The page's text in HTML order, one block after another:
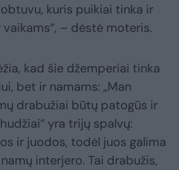
kuris puikiai tinka ir
vaikams“, – dėstė moteris.
kad šie džemperiai tinka
bet ir namams: „Man
drabužiai būtų patogūs ir
yra trijų spalvų:
ir juodos, todėl juos galima
interjero. Tai drabužis,